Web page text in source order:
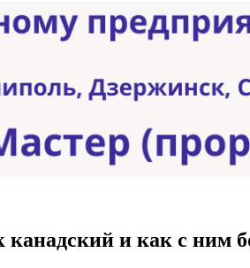
и как с ним